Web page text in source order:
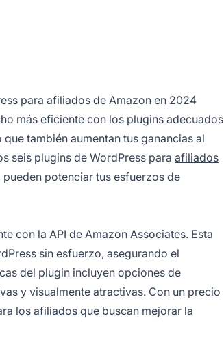
para afiliados de Amazon en 2024
más eficiente con los plugins adecuados
también aumentan tus ganancias al
seis plugins de WordPress para afiliados
potenciar tus esfuerzos de
con la API de Amazon Associates. Esta
sin esfuerzo, asegurando el
del plugin incluyen opciones de
y visualmente atractivas. Con un precio
los afiliados que buscan mejorar la